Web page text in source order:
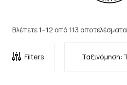
Βλέπετε 1–12 από 113 αποτελέσματα
Filters